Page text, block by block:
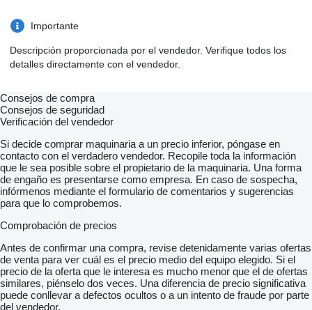
Importante
Descripción proporcionada por el vendedor. Verifique todos los
detalles directamente con el vendedor.
Consejos de compra
Consejos de seguridad
Verificación del vendedor
Si decide comprar maquinaria a un precio inferior, póngase en
contacto con el verdadero vendedor. Recopile toda la información
que le sea posible sobre el propietario de la maquinaria. Una forma
de engaño es presentarse como empresa. En caso de sospecha,
infórmenos mediante el formulario de comentarios y sugerencias
para que lo comprobemos.
Comprobación de precios
Antes de confirmar una compra, revise detenidamente varias ofertas
de venta para ver cuál es el precio medio del equipo elegido. Si el
precio de la oferta que le interesa es mucho menor que el de ofertas
similares, piénselo dos veces. Una diferencia de precio significativa
puede conllevar a defectos ocultos o a un intento de fraude por parte
del vendedor.